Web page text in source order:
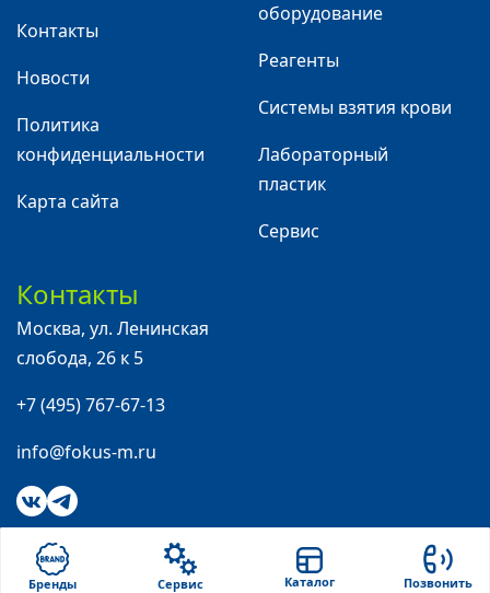
Контакты
Новости
Политика
конфиденциальности
Карта сайта
оборудование
Реагенты
Системы взятия крови
Лабораторный
пластик
Сервис
Контакты
Москва, ул. Ленинская
слобода, 26 к 5
+7 (495) 767-67-13
info@fokus-m.ru
Бренды Сервис Каталог Позвонить